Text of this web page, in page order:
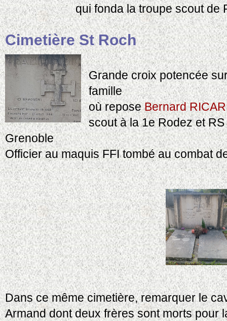
qui fonda la troupe scout de
Cimetière St Roch
Grande croix potencée
famille
où reposeBernard
scout à la 1e Rodez et
Grenoble
Officier au maquis FFI tombé au combat
Dans ce même cimetière, remarquer le
Armand dont deux frères sont morts pour